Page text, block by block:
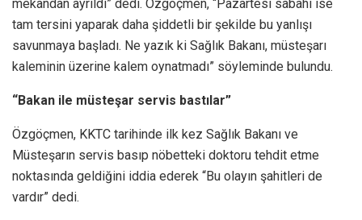
mekandan ayrıldı” dedi. Özgöçmen, “Pazartesi sabahı ise
tam tersini yaparak daha şiddetli bir şekilde bu yanlışı
savunmaya başladı. Ne yazık ki Sağlık Bakanı, müsteşarı
kaleminin üzerine kalem oynatmadı” söyleminde bulundu.
“Bakan ile müsteşar servis bastılar”
Özgöçmen, KKTC tarihinde ilk kez Sağlık Bakanı ve
Müsteşarın servis basıp nöbetteki doktoru tehdit etme
noktasında geldiğini iddia ederek “Bu olayın şahitleri de
vardır” dedi.